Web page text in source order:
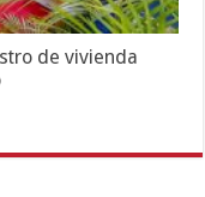
de vivienda